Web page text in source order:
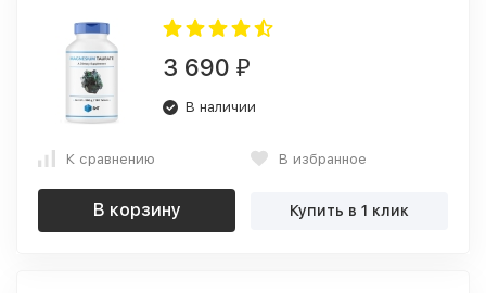
3 690 ₽
В наличии
К сравнению В избранное
В корзину Купить в 1 клик